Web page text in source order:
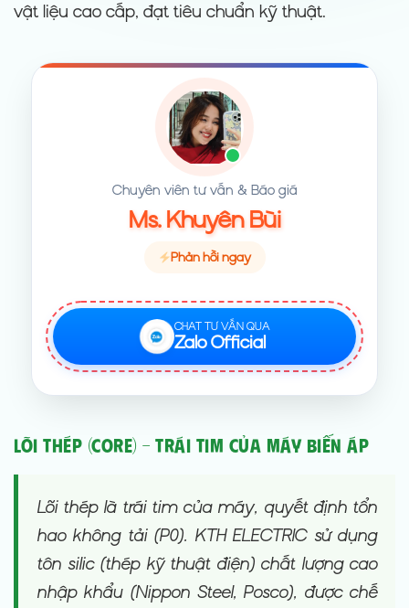
vật liệu cao cấp, đạt tiêu chuẩn kỹ thuật.
Chuyên viên tư vấn & Báo giá
Ms. Khuyên Bùi
Phản hồi ngay
CHAT TƯ VẤN QUA
Zalo Official
Lõi thép (Core) – Trái tim của Máy biến áp
Lõi thép là trái tim của máy, quyết định tổn
hao không tải (P0). KTH ELECTRIC sử dụng
tôn silic (thép kỹ thuật điện) chất lượng cao
nhập khẩu (Nippon Steel, Posco), được chế